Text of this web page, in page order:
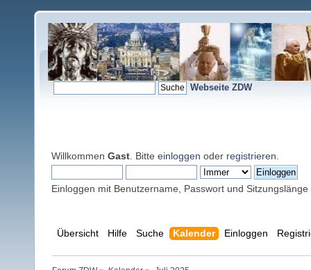
Webseite ZDW
Willkommen Gast . Bitte einloggen oder registrieren
Einloggen mit Benutzername, Passwort und Sitzungslänge
Übersicht Hilfe Suche Kalender Einloggen